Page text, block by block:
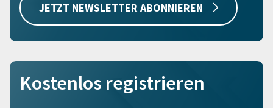
JETZT NEWSLETTER ABONNIEREN
Kostenlos registrieren